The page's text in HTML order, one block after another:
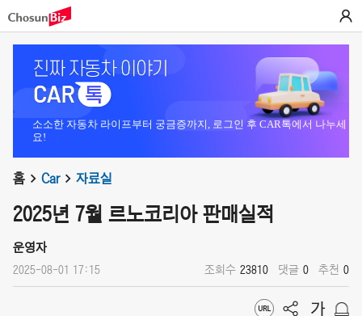
소소한 자동차 라이프부터 궁금증까지, 로그인 후 CAR톡에서 나누세
요!
홈 Car 자료실
2025년 7월 르노코리아 판매실적
운영자
2025-08-01 17:15 조회수 23810 댓글 0 추천 0